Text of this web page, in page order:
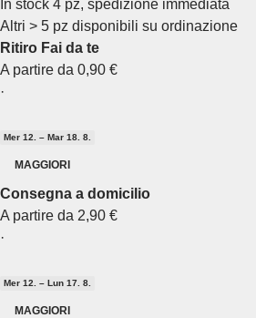
In stock 4 pz, spedizione immediata
Altri > 5 pz disponibili su ordinazione
Ritiro Fai da te
A partire da 0,90 €
·
Mer 12. – Mar 18. 8.
MAGGIORI
Consegna a domicilio
A partire da 2,90 €
·
Mer 12. – Lun 17. 8.
MAGGIORI